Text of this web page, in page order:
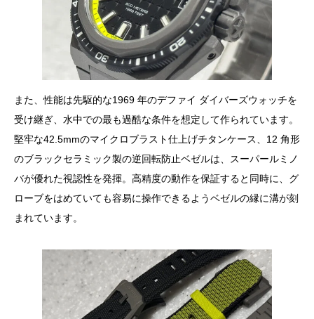
また、性能は先駆的な1969 年のデファイ ダイバーズウォッチを
受け継ぎ、水中での最も過酷な条件を想定して作られています。
堅牢な42.5mmのマイクロブラスト仕上げチタンケース、12 角形
のブラックセラミック製の逆回転防止ベゼルは、スーパールミノ
バが優れた視認性を発揮。高精度の動作を保証すると同時に、グ
ローブをはめていても容易に操作できるようベゼルの縁に溝が刻
まれています。